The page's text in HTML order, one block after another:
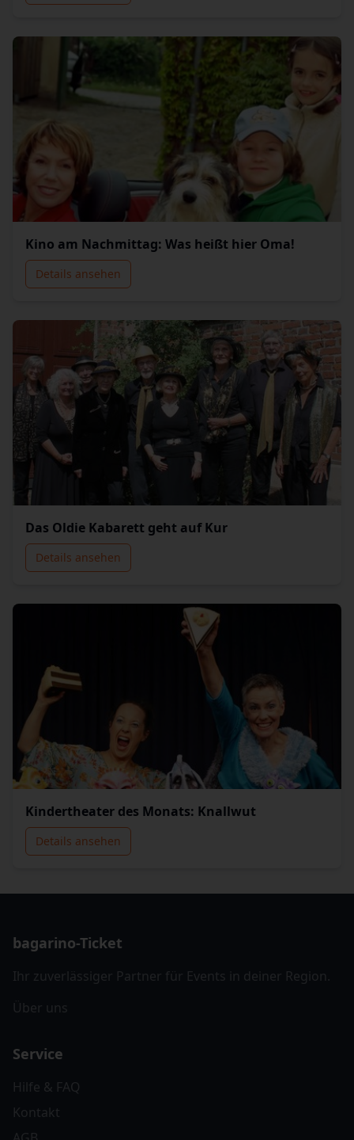
Kino am Nachmittag: Was heißt hier Oma!
Details ansehen
Das Oldie Kabarett geht auf Kur
Details ansehen
Kindertheater des Monats: Knallwut
Details ansehen
bagarino-Ticket
Ihr zuverlässiger Partner für Events in deiner Region.
Über uns
Service
Hilfe & FAQ
Kontakt